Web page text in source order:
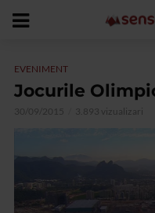
EVENIMENT
Jocurile
30/09/2015 3.893 vizualizari